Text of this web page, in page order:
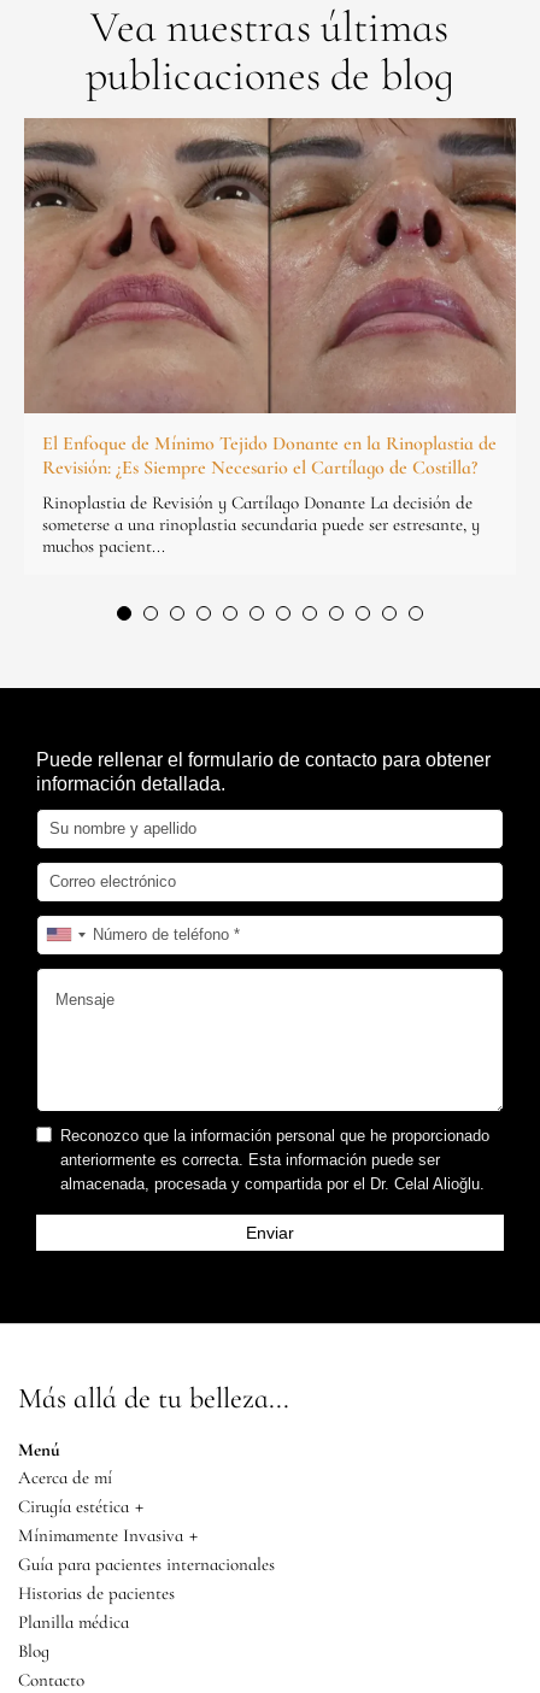
Vea nuestras últimas
publicaciones de blog
El Enfoque de Mínimo Tejido Donante en la Rinoplastia de
Revisión: ¿Es Siempre Necesario el Cartílago de Costilla?
Rinoplastia de Revisión y Cartílago Donante La decisión de
someterse a una rinoplastia secundaria puede ser estresante, y
muchos pacient...
Puede rellenar el formulario de contacto para obtener
información detallada.
Reconozco que la información personal que he proporcionado
anteriormente es correcta. Esta información puede ser
almacenada, procesada y compartida por el Dr. Celal Alioğlu.
Más allá de tu belleza...
Menú
Acerca de mí
Cirugía estética +
Mínimamente Invasiva +
Guía para pacientes internacionales
Historias de pacientes
Planilla médica
Blog
Contacto